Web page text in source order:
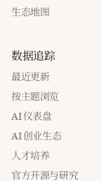
生态地图
数据追踪
最近更新
按主题浏览
AI 仪表盘
AI 创业生态
人才培养
官方开源与研究